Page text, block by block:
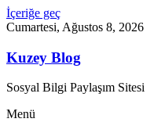
İçeriğe geç
Cumartesi, Ağustos 8, 2026
Kuzey Blog
Sosyal Bilgi Paylaşım Sitesi
Menü